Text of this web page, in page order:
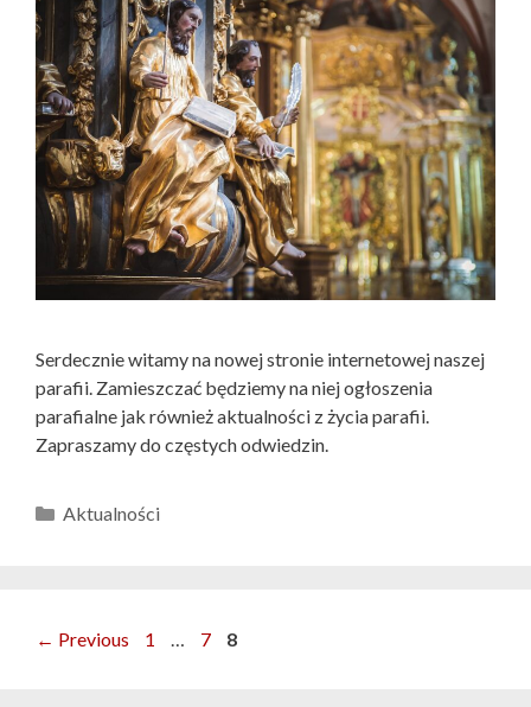
Serdecznie witamy na nowej stronie internetowej naszej
parafii. Zamieszczać będziemy na niej ogłoszenia
parafialne jak również aktualności z życia parafii.
Zapraszamy do częstych odwiedzin.
Kategorie
Aktualności
Nawigacja
← Previous Page
1 Page
7 Page
8